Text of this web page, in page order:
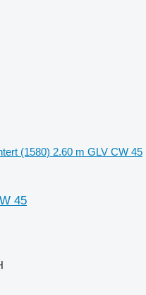
(1580) 2.60 m GLV CW 45
45